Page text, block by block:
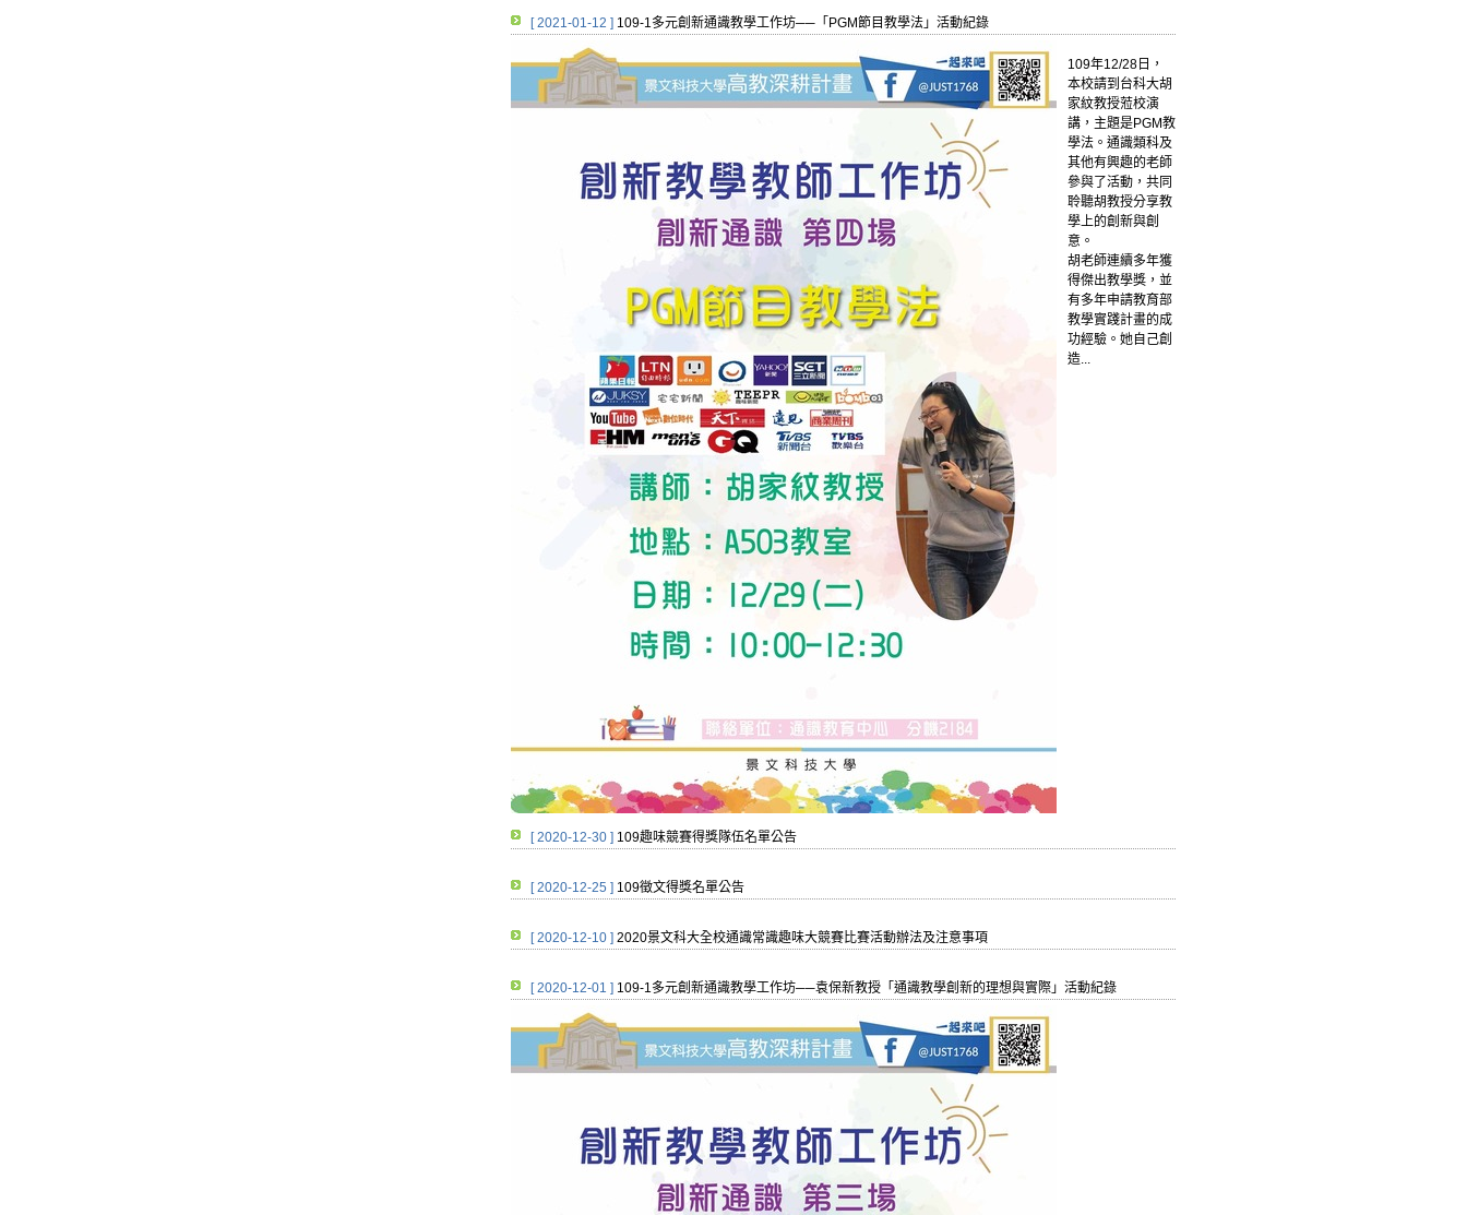
[ 2021-01-12 ] 109-1多元創新通識教學工作坊──「PGM節目教學法」活動紀錄
109年12/28日，
本校請到台科大胡
家紋教授蒞校演
講，主題是PGM教
學法。通識類科及
其他有興趣的老師
參與了活動，共同
聆聽胡教授分享教
學上的創新與創
意。
胡老師連續多年獲
得傑出教學獎，並
有多年申請教育部
教學實踐計畫的成
功經驗。她自己創
造...
[ 2020-12-30 ] 109趣味競賽得獎隊伍名單公告
[ 2020-12-25 ] 109徵文得獎名單公告
[ 2020-12-10 ] 2020景文科大全校通識常識趣味大競賽比賽活動辦法及注意事項
[ 2020-12-01 ] 109-1多元創新通識教學工作坊──袁保新教授「通識教學創新的理想與實際」活動紀錄